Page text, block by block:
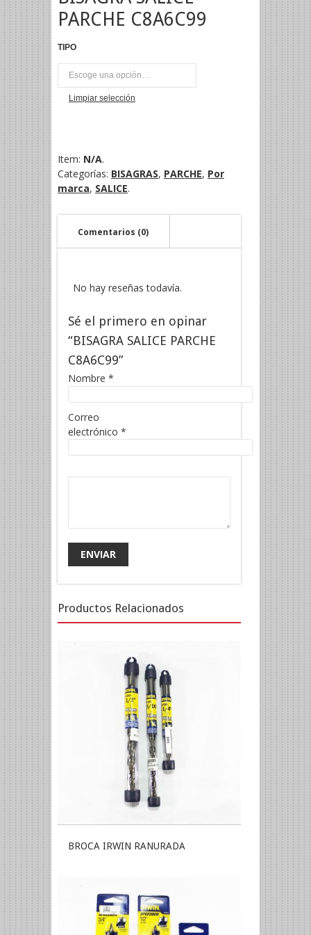
PARCHE C8A6C99
TIPO
Limpiar selección
UNI
Item: N/A.
Categorías: BISAGRAS, PARCHE, Por
marca, SALICE.
Comentarios (0)
No hay reseñas todavía.
Sé el primero en opinar
“BISAGRA SALICE PARCHE
C8A6C99”
Nombre *
Correo
electrónico *
Productos Relacionados
BROCA IRWIN RANURADA